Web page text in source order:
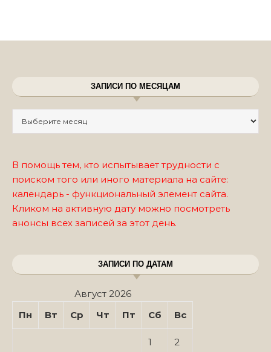
ЗАПИСИ ПО МЕСЯЦАМ
В помощь тем, кто испытывает трудности с
поиском того или иного материала на сайте:
календарь - функциональный элемент сайта.
Кликом на активную дату можно посмотреть
анонсы всех записей за этот день.
ЗАПИСИ ПО ДАТАМ
Август 2026
Пн
Вт Ср Чт Пт Сб Вс
1 2